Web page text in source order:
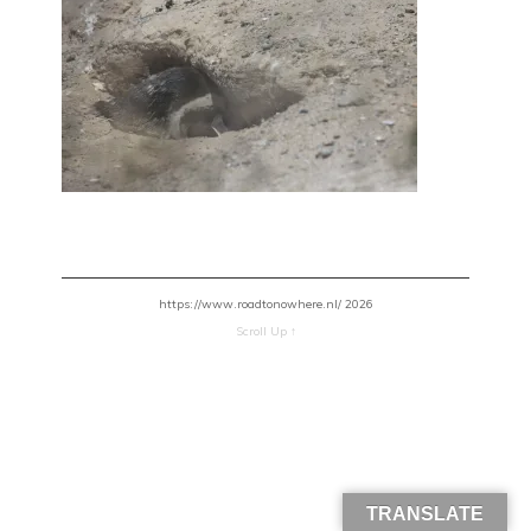
https://www.roadtonowhere.nl/ 2026
Scroll Up ↑
TRANSLATE